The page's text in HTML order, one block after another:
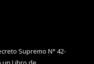
Supremo N° 42-